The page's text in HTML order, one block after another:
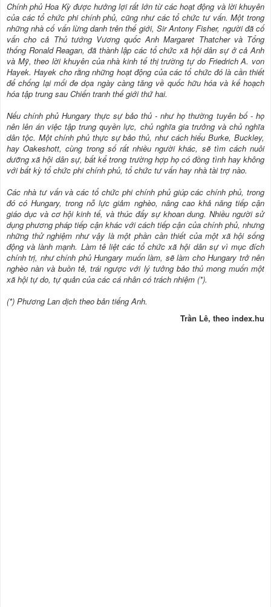
Chính phủ Hoa Kỳ được hưởng lợi rất lớn từ các hoạt động và lời khuyên
của các tổ chức phi chính phủ, cũng như các tổ chức tư vấn. Một trong
những nhà cố vấn lừng danh trên thế giới, Sir Antony Fisher, người đã cố
vấn cho cả Thủ tướng Vương quốc Anh Margaret Thatcher và Tổng
thống Ronald Reagan, đã thành lập các tổ chức xã hội dân sự ở cả Anh
và Mỹ, theo lời khuyên của nhà kinh tế thị trường tự do Friedrich A. von
Hayek. Hayek cho rằng những hoạt động của các tổ chức đó là cần thiết
để chống lại mối đe dọa ngày càng tăng về quốc hữu hóa và kế hoạch
hóa tập trung sau Chiến tranh thế giới thứ hai.
Nếu chính phủ Hungary thực sự bảo thủ - như họ thường tuyên bố - họ
nên lên án việc tập trung quyền lực, chủ nghĩa gia trưởng và chủ nghĩa
dân tộc. Một chính phủ thực sự bảo thủ, như cách hiểu Burke, Buckley,
hay Oakeshott, cùng trong số rất nhiều người khác, sẽ tìm cách nuôi
dưỡng xã hội dân sự, bất kể trong trường hợp họ có đồng tình hay không
với bất kỳ tổ chức phi chính phủ, tổ chức tư vấn hay nhà tài trợ nào.
Các nhà tư vấn và các tổ chức phi chính phủ giúp các chính phủ, trong
đó có Hungary, trong nỗ lực giảm nghèo, nâng cao khả năng tiếp cận
giáo dục và cơ hội kinh tế, và thúc đẩy sự khoan dung. Nhiều người sử
dụng phương pháp tiếp cận khác với cách tiếp cận của chính phủ, nhưng
những thử nghiệm như vậy là một phần cần thiết của một xã hội sống
động và lành mạnh. Làm tê liệt các tổ chức xã hội dân sự vì mục đích
chính trị, như chính phủ Hungary muốn làm, sẽ làm cho Hungary trở nên
nghèo nàn và buồn tẻ, trái ngược với lý tưởng bảo thủ mong muốn một
xã hội tự do, tự quản của các cá nhân có trách nhiệm (*).
(*) Phương Lan dịch theo bản tiếng Anh.
Trần Lê, theo index.hu